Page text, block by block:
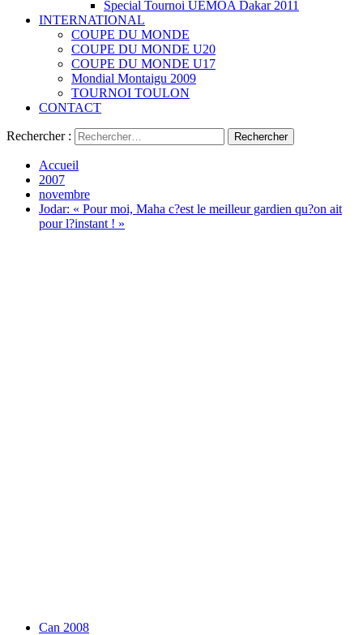
Special Tournoi UEMOA Dakar 2011
INTERNATIONAL
COUPE DU MONDE
COUPE DU MONDE U20
COUPE DU MONDE U17
Mondial Montaigu 2009
TOURNOI TOULON
CONTACT
Rechercher :
Accueil
2007
novembre
Jodar: « Pour moi, Maha c?est le meilleur gardien qu?on ait
pour l?instant ! »
Can 2008